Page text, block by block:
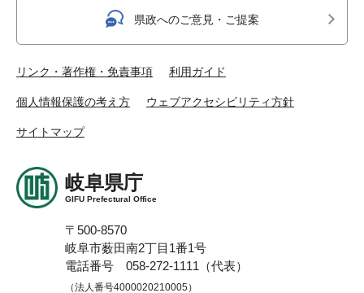
県政へのご意見・ご提案
リンク・著作権・免責事項 利用ガイド
個人情報保護の考え方 ウェブアクセシビリティ方針
サイトマップ
岐阜県庁
GIFU Prefectural Office
〒500-8570
岐阜市薮田南2丁目1番1号
電話番号 058-272-1111（代表）
（法人番号4000020210005）